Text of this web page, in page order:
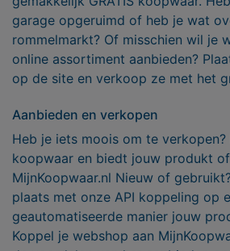
garage opgeruimd of heb je wat
rommelmarkt? Of misschien wil je
online assortiment aanbieden?
op de site en verkoop ze met het
Aanbieden en verkopen
Heb je iets moois om te verkopen?
koopwaar en biedt jouw produkt
MijnKoopwaar.nl Nieuw of
plaats met onze API koppeling op
geautomatiseerde manier jouw
Koppel je webshop aan